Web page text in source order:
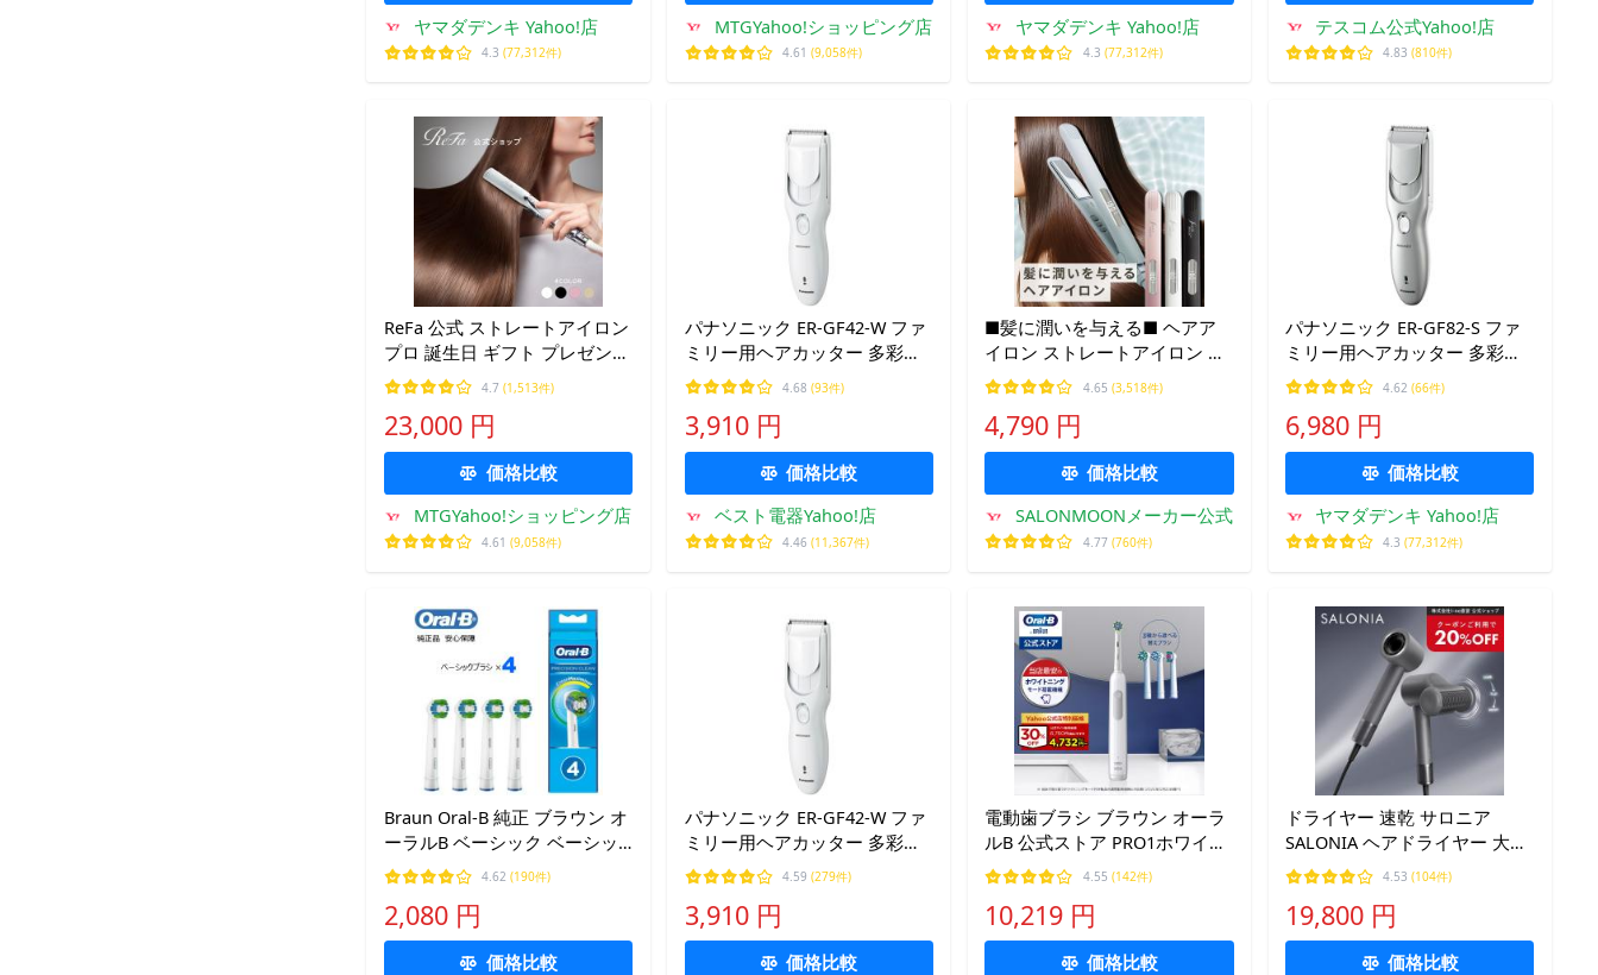
ヤマダデンキ Yahoo!店
4.3 (77,312件)
MTGYahoo!ショッピング店
4.61 (9,058件)
ヤマダデンキ Yahoo!店
4.3 (77,312件)
テスコム公式Yahoo!店
4.83 (810件)
ReFa 公式 ストレートアイロン
プロ 誕生日 ギフト プレゼント
ご褒美 リファ 海外対応 ReFa
STRAIGHT IRON PRO R119
RHC アイロン
4.7 (1,513件)
23,000 円
価格比較
MTGYahoo!ショッピング店
4.61 (9,058件)
パナソニック ER-GF42-W ファ
ミリー用ヘアカッター 多彩な
アタッチメント付属 防水・水
洗いOK ホワイト
4.68 (93件)
3,910 円
価格比較
ベスト電器Yahoo!店
4.46 (11,367件)
■髪に潤いを与える■ ヘアア
イロン ストレートアイロン ス
トレート サロンムーン ヘアー
アイロン 母の日 ストレートヘ
アアイロン プレゼント 24mm
15mm ギフト
4.65 (3,518件)
4,790 円
価格比較
SALONMOONメーカー公式
4.77 (760件)
パナソニック ER-GF82-S ファ
ミリー用ヘアカッター 多彩な
アタッチメント付属 防水・水
洗いOK シルバー調
4.62 (66件)
6,980 円
価格比較
ヤマダデンキ Yahoo!店
4.3 (77,312件)
Braun Oral-B 純正 ブラウン オ
ーラルB ベーシック ベーシッ
クブラシ ×4 替えブラシ オーラ
ルビー oralb 交換ブラシ 交換
歯ブラシ EB20 簡易包装
4.62 (190件)
2,080 円
価格比較
パナソニック ER-GF42-W ファ
ミリー用ヘアカッター 多彩な
アタッチメント付属 防水・水
洗いOK ホワイト
4.59 (279件)
3,910 円
価格比較
電動歯ブラシ ブラウン オーラ
ルB 公式ストア PRO1ホワイト
替えブラシセット Braun Oral-
B 本体 充電式 正規品 プロ1 歯
垢除去 歯磨き D305.523.3WT
4.55 (142件)
10,219 円
価格比較
ドライヤー 速乾 サロニア
SALONIA ヘアドライヤー 大風
量 軽量 1200W 2.2m3/m スム
ースシャインスマートドライ
ヤー マイナスイオン 大風圧 ツ
ヤ髪
4.53 (104件)
19,800 円
価格比較